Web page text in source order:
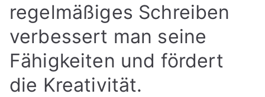
regelmäßiges Schreiben
verbessert man seine
Fähigkeiten und fördert
die Kreativität.